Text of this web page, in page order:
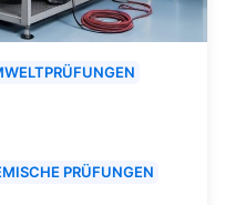
PRÜFUNGEN